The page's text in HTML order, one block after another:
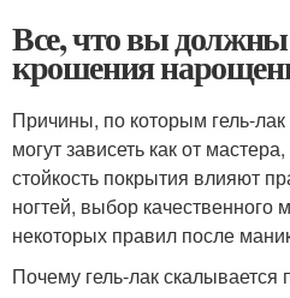
Все, что вы
крошения
Причины, по которым гель-
могут зависеть как от
стойкость покрытия влияют
ногтей, выбор качественного
некоторых правил после
Почему гель-лак скалывается